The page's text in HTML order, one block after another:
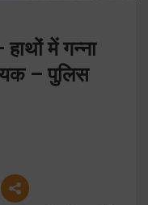
में गन्ना
– पुलिस